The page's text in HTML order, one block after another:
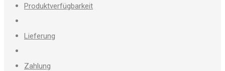
Produktverfügbarkeit
Lieferung
Zahlung